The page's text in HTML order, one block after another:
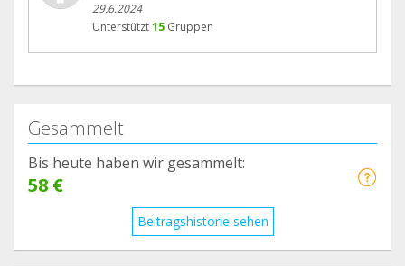
29.6.2024
Unterstützt15 Gruppen
Gesammelt
Bis heute haben wir gesammelt:
58 €
Beitragshistorie sehen